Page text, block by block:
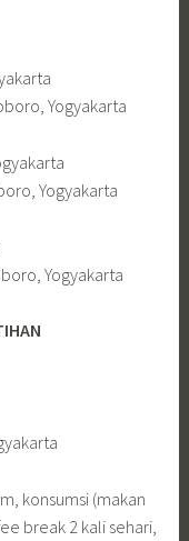
Yogyakarta
Yogyakarta
Yogyakarta
konsumsi (makan
break 2 kali sehari,